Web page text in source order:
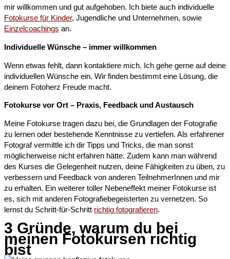
mir willkommen und gut aufgehoben. Ich biete auch individuelle
Fotokurse für Kinder, Jugendliche und Unternehmen, sowie
Einzelcoachings an.
Individuelle Wünsche – immer willkommen
Wenn etwas fehlt, dann kontaktiere mich. Ich gehe gerne auf deine
individuellen Wünsche ein. Wir finden bestimmt eine Lösung, die
deinem Fotoherz Freude macht.
Fotokurse vor Ort – Praxis, Feedback und Austausch
Meine Fotokurse tragen dazu bei, die Grundlagen der Fotografie
zu lernen oder bestehende Kenntnisse zu vertiefen. Als erfahrener
Fotograf vermittle ich dir Tipps und Tricks, die man sonst
möglicherweise nicht erfahren hätte. Zudem kann man während
des Kurses die Gelegenheit nutzen, deine Fähigkeiten zu üben, zu
verbessern und Feedback von anderen TeilnehmerInnen und mir
zu erhalten. Ein weiterer toller Nebeneffekt meiner Fotokurse ist
es, sich mit anderen Fotografiebegeisterten zu vernetzen. So
lernst du Schritt-für-Schritt richtig fotografieren.
3 Gründe, warum du bei
meinen Fotokursen richtig
bist